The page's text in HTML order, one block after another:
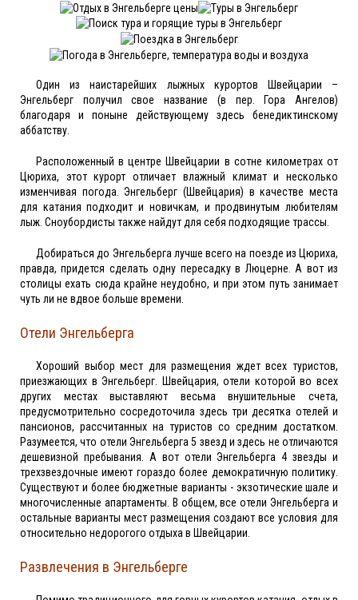
Один из наистарейших лыжных курортов Швейцарии –
Энгельберг получил свое название (в пер. Гора Ангелов)
благодаря и поныне действующему здесь бенедиктинскому
аббатству.
Расположенный в центре Швейцарии в сотне километрах от
Цюриха, этот курорт отличает влажный климат и несколько
изменчивая погода. Энгельберг (Швейцария) в качестве места
для катания подходит и новичкам, и продвинутым любителям
лыж. Сноубордисты также найдут для себя подходящие трассы.
Добираться до Энгельберга лучше всего на поезде из Цюриха,
правда, придется сделать одну пересадку в Люцерне. А вот из
столицы ехать сюда крайне неудобно, и при этом путь занимает
чуть ли не вдвое больше времени.
Отели Энгельберга
Хороший выбор мест для размещения ждет всех туристов,
приезжающих в Энгельберг. Швейцария, отели которой во всех
других местах выставляют весьма внушительные счета,
предусмотрительно сосредоточила здесь три десятка отелей и
пансионов, рассчитанных на туристов со средним достатком.
Разумеется, что отели Энгельберга 5 звезд и здесь не отличаются
дешевизной пребывания. А вот отели Энгельберга 4 звезды и
трехзвездочные имеют гораздо более демократичную политику.
Существуют и более бюджетные варианты - экзотические шале и
многочисленные апартаменты. В общем, все отели Энгельберга и
остальные варианты мест размещения создают все условия для
относительно недорогого отдыха в Швейцарии.
Развлечения в Энгельберге